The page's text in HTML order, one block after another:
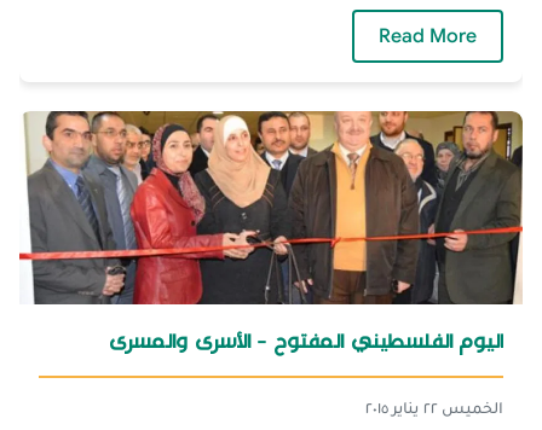
Read More
اليوم الفلسطيني المفتوح - الأسرى والمسرى
الخميس ٢٢ يناير ٢٠١٥